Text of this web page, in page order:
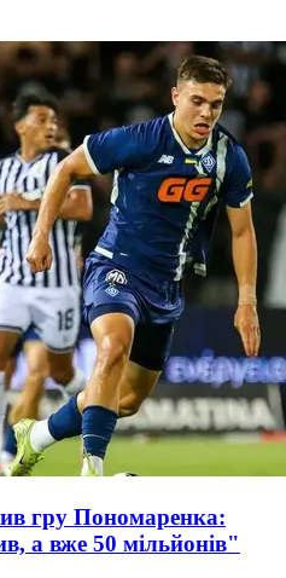
гру Пономаренка:
а вже 50 мільйонів"